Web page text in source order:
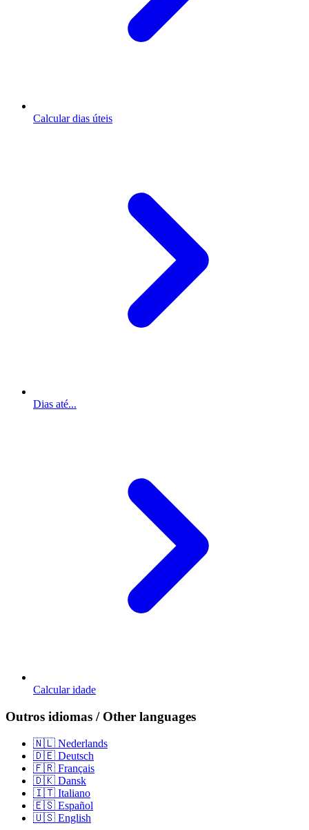
Calcular dias úteis
Dias até...
Calcular idade
Outros idiomas / Other languages
🇳🇱 Nederlands
🇩🇪 Deutsch
🇫🇷 Français
🇩🇰 Dansk
🇮🇹 Italiano
🇪🇸 Español
🇺🇸 English